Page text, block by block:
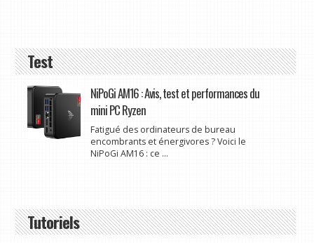
Test
NiPoGi AM16 : Avis, test et performances du
mini PC Ryzen
Fatigué des ordinateurs de bureau
encombrants et énergivores ? Voici le
NiPoGi AM16 : ce ...
Tutoriels